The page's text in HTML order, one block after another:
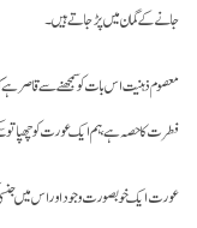
جانے کے گمان میں پڑ جاتے ہیں۔
معصوم ذہنیت اس بات کو سمجھنے سے قاصر ہے
فطرت کا حصہ ہے، ہم ایک عورت کو چھپا تو
عورت ایک خوبصورت وجود اور اس میں جنسی